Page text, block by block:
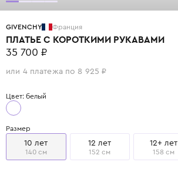
GIVENCHY Франция
ПЛАТЬЕ С КОРОТКИМИ РУКАВАМИ
35 700 ₽
или 4 платежа по 8 925 ₽
Цвет: белый
Размер
10 лет
140 см
12 лет
152 см
12+ лет
158 см